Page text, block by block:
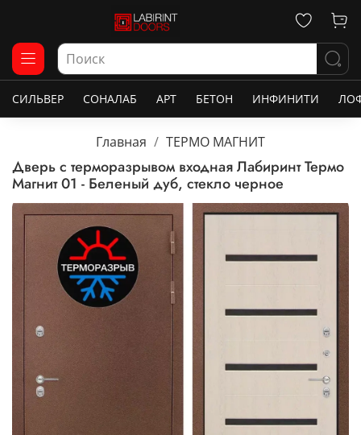
СИЛЬВЕР СОНАЛАБ АРТ БЕТОН ИНФИНИТИ
Главная ТЕРМО МАГНИТ
Дверь с терморазрывом входная Лабиринт Термо
Магнит 01 - Беленый дуб, стекло черное